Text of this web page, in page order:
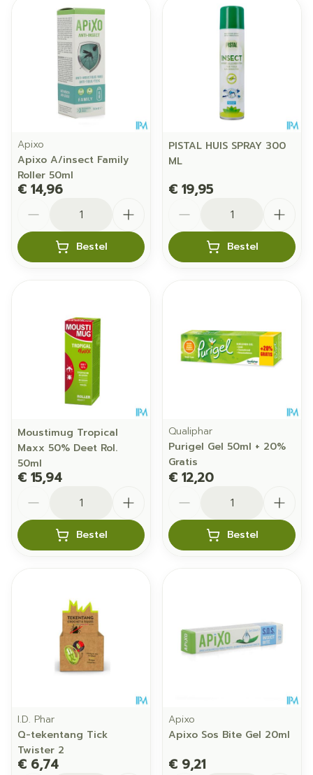
Apixo
Apixo A/insect Family
Roller 50ml
€ 14,96
Bestel
PISTAL HUIS SPRAY 300
ML
€ 19,95
Bestel
Moustimug Tropical
Maxx 50% Deet Rol.
50ml
€ 15,94
Bestel
Qualiphar
Purigel Gel 50ml + 20%
Gratis
€ 12,20
Bestel
I.D. Phar
Q-tekentang Tick
Twister 2
€ 6,74
Apixo
Apixo Sos Bite Gel 20ml
€ 9,21